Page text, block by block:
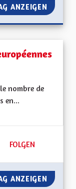
ANZEIGEN
nombre de
en...
51 FOLLOWER
FOLGEN
DÉVELOPPEMENT
ANZEIGEN